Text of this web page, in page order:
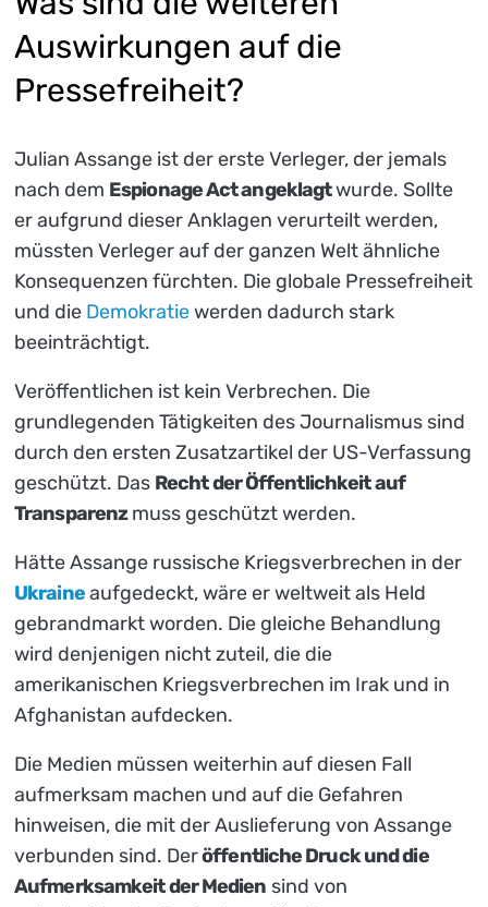
Auswirkungen auf die
Pressefreiheit?
Julian Assange ist der erste Verleger, der jemals
nach dem Espionage Act angeklagtwurde. Sollte
er aufgrund dieser Anklagen verurteilt werden,
müssten Verleger auf der ganzen Welt ähnliche
Konsequenzen fürchten. Die globale Pressefreiheit
und die Demokratiewerden dadurch stark
beeinträchtigt.
Veröffentlichen ist kein Verbrechen. Die
grundlegenden Tätigkeiten des Journalismus sind
durch den ersten Zusatzartikel der US-Verfassung
geschützt. Das Recht der Öffentlichkeit auf
Transparenzmuss geschützt werden.
Hätte Assange russische Kriegsverbrechen in der
Ukraineaufgedeckt, wäre er weltweit als Held
gebrandmarkt worden. Die gleiche Behandlung
wird denjenigen nicht zuteil, die die
amerikanischen Kriegsverbrechen im Irak und in
Afghanistan aufdecken.
Die Medien müssen weiterhin auf diesen Fall
aufmerksam machen und auf die Gefahren
hinweisen, die mit der Auslieferung von Assange
verbunden sind. Deröffentliche Druck und die
Aufmerksamkeit der Medien sind von